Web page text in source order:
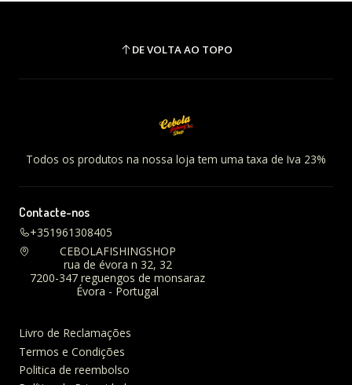
DE VOLTA AO TOPO
Todos os produtos na nossa loja tem uma taxa de Iva 23%
Contacte-nos
+351961308405
CEBOLAFISHINGSHOP
rua de évora n 32, 32
7200-347 reguengos de monsaraz
Évora - Portugal
Livro de Reclamações
Termos e Condições
Politica de reembolso